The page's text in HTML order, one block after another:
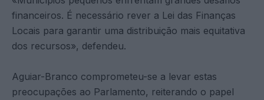
financeiros. É necessário rever a Lei das Finanças
Locais para garantir uma distribuição mais equitativa
dos recursos», defendeu.
Aguiar-Branco comprometeu-se a levar estas
preocupações ao Parlamento, reiterando o papel